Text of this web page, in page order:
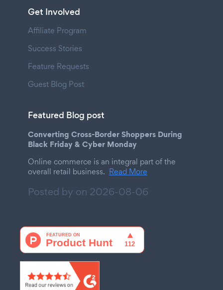
Get Involved
Affiliate Program
Success Stories
Feature Requests
Guest Blog Post
Featured Blog post
Converting Cross-Border Shoppers During
Black Friday & Cyber Monday
Online commerce is an integral part of the
overall retail business. Read More
Posted by on 2026-08-06